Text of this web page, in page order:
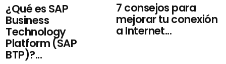
¿Qué es SAP
Business
Technology
Platform (SAP
BTP)?...
7 consejos para
mejorar tu conexión
a Internet...